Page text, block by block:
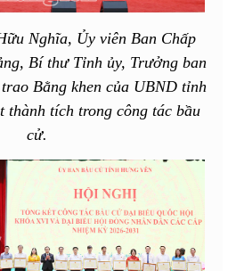
Nghĩa, Ủy viên Ban Chấp
Bí thư Tỉnh ủy, Trưởng ban
Bằng khen của UBND tỉnh
thành tích trong công tác bầu
cử.